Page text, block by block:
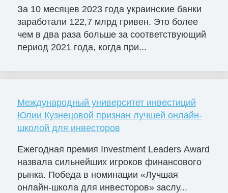
За 10 месяцев 2023 года украинские банки
заработали 122,7 млрд гривен. Это более
чем в два раза больше за соответствующий
период 2021 года, когда при...
Международный университет инвестиций
Юлии Кузнецовой признан лучшей онлайн-
школой для инвесторов
Ежегодная премия Investment Leaders Award
назвала сильнейших игроков финансового
рынка. Победа в номинации «Лучшая
онлайн-школа для инвесторов» заслу...